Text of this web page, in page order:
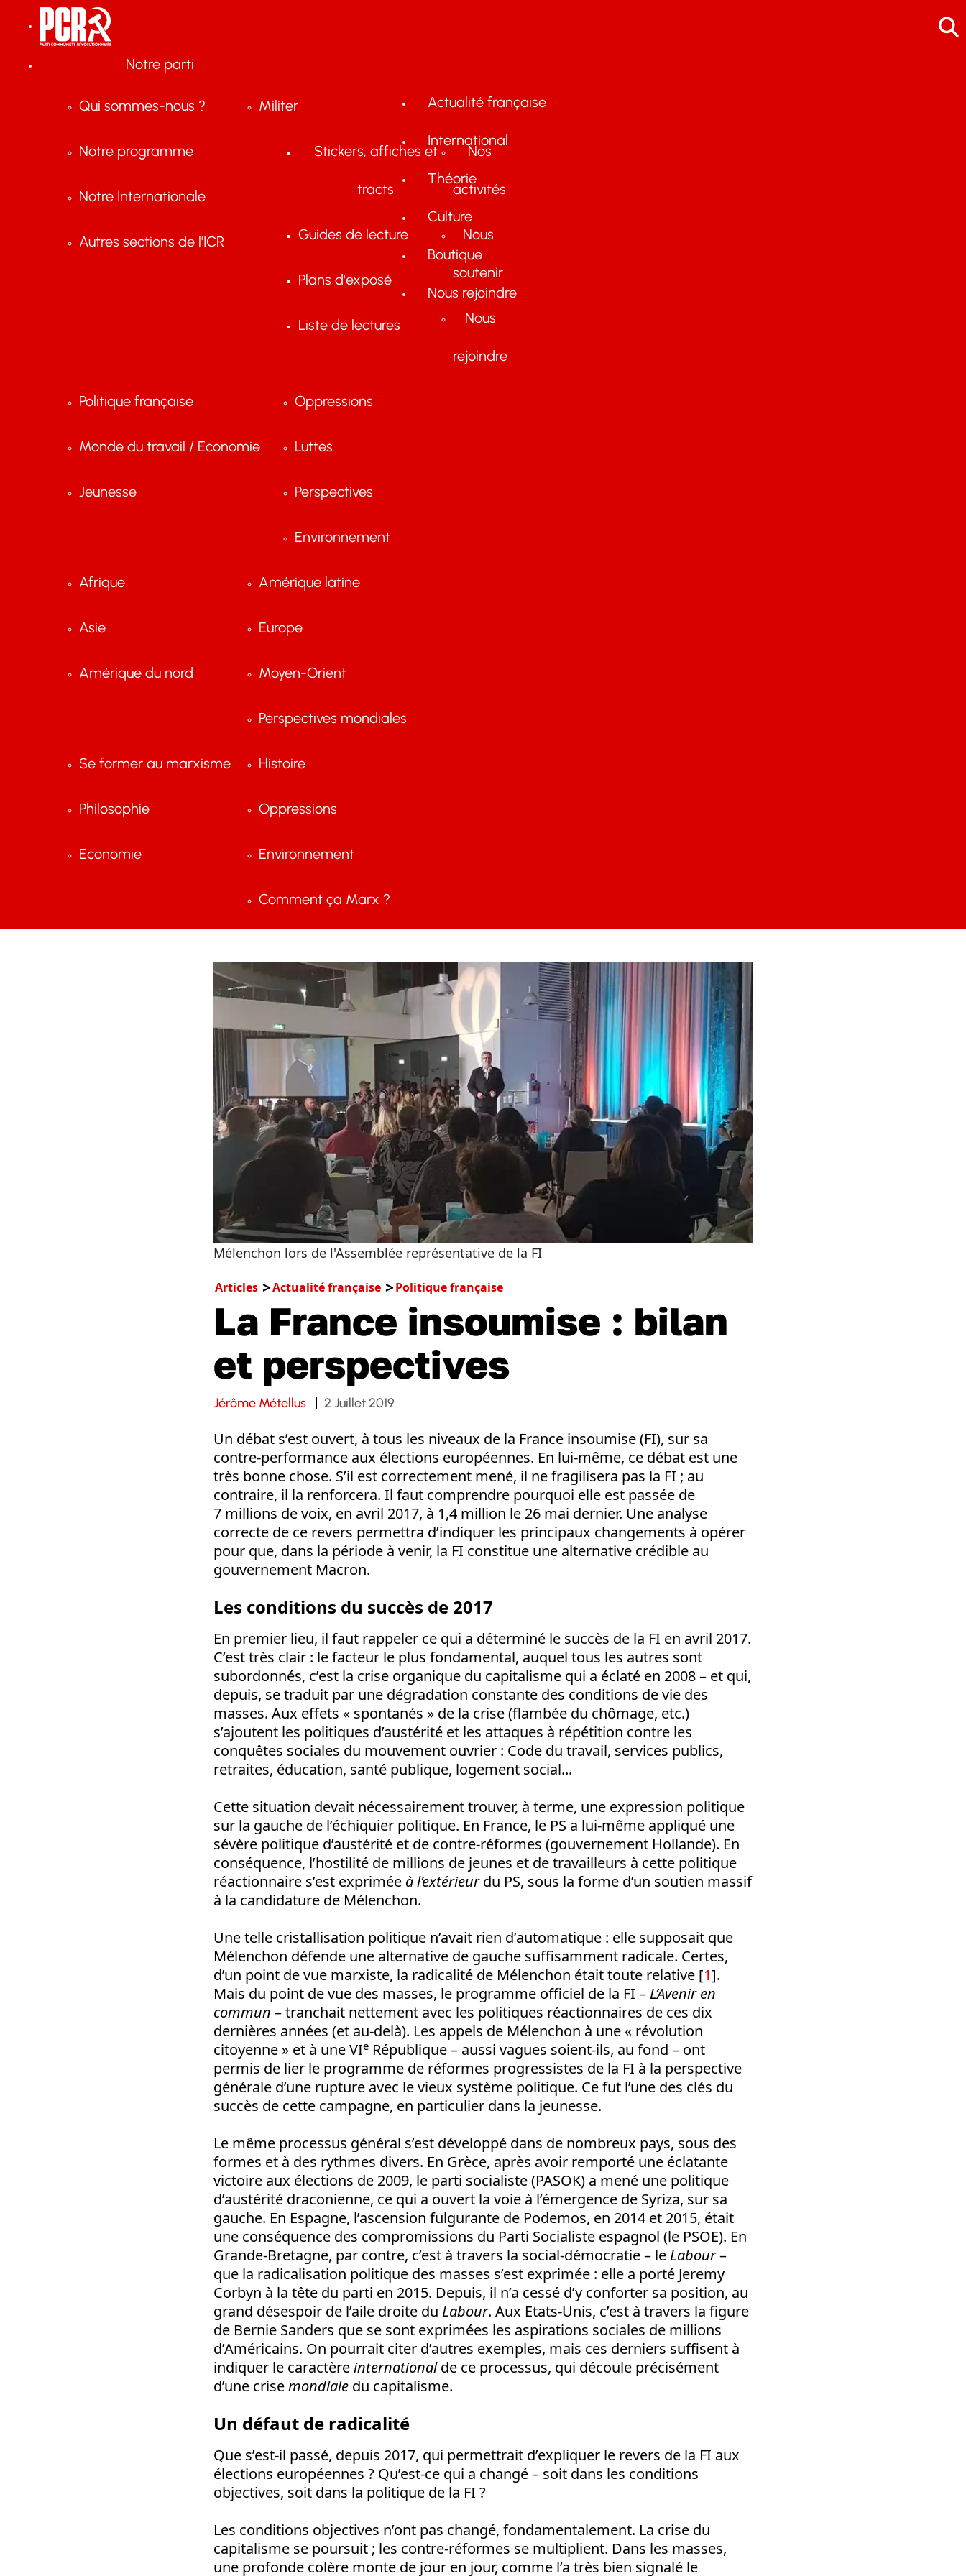
Notre parti
Qui sommes-nous ?
Notre programme
Notre Internationale
Autres sections de l'ICR
Militer
Stickers, affiches et
tracts
Guides de lecture
Plans d'exposé
Liste de lectures
Nos
activités
Nous
soutenir
Nous
rejoindre
Actualité française
Politique française
Monde du travail / Economie
Jeunesse
Oppressions
Luttes
Perspectives
Environnement
International
Afrique
Asie
Amérique du nord
Amérique latine
Europe
Moyen-Orient
Perspectives mondiales
Théorie
Se former au marxisme
Philosophie
Economie
Histoire
Oppressions
Environnement
Comment ça Marx ?
Culture
Boutique
Nous rejoindre
Mélenchon lors de l'Assemblée représentative de la FI
Articles Actualité française Politique française
La France insoumise : bilan
et perspectives
Jérôme Métellus 2 Juillet 2019
Un débat s’est ouvert, à tous les niveaux de la France insoumise (FI), sur sa
contre-performance aux élections européennes. En lui-même, ce débat est une
très bonne chose. S’il est correctement mené, il ne fragilisera pas la FI ; au
contraire, il la renforcera. Il faut comprendre pourquoi elle est passée de
7 millions de voix, en avril 2017, à 1,4 million le 26 mai dernier. Une analyse
correcte de ce revers permettra d’indiquer les principaux changements à opérer
pour que, dans la période à venir, la FI constitue une alternative crédible au
gouvernement Macron.
Les conditions du succès de 2017
En premier lieu, il faut rappeler ce qui a déterminé le succès de la FI en avril 2017.
C’est très clair : le facteur le plus fondamental, auquel tous les autres sont
subordonnés, c’est la crise organique du capitalisme qui a éclaté en 2008 – et qui,
depuis, se traduit par une dégradation constante des conditions de vie des
masses. Aux effets « spontanés » de la crise (flambée du chômage, etc.)
s’ajoutent les politiques d’austérité et les attaques à répétition contre les
conquêtes sociales du mouvement ouvrier : Code du travail, services publics,
retraites, éducation, santé publique, logement social...
Cette situation devait nécessairement trouver, à terme, une expression politique
sur la gauche de l’échiquier politique. En France, le PS a lui-même appliqué une
sévère politique d’austérité et de contre-réformes (gouvernement Hollande). En
conséquence, l’hostilité de millions de jeunes et de travailleurs à cette politique
réactionnaire s’est exprimée à l’extérieurdu PS, sous la forme d’un soutien massif
à la candidature de Mélenchon.
Une telle cristallisation politique n’avait rien d’automatique : elle supposait que
Mélenchon défende une alternative de gauche suffisamment radicale. Certes,
d’un point de vue marxiste, la radicalité de Mélenchon était toute relative [1].
Mais du point de vue des masses, le programme officiel de la FI – L’Avenir en
commun – tranchait nettement avec les politiques réactionnaires de ces dix
dernières années (et au-delà). Les appels de Mélenchon à une « révolution
citoyenne » et à une VIe République – aussi vagues soient-ils, au fond – ont
permis de lier le programme de réformes progressistes de la FI à la perspective
générale d’une rupture avec le vieux système politique. Ce fut l’une des clés du
succès de cette campagne, en particulier dans la jeunesse.
Le même processus général s’est développé dans de nombreux pays, sous des
formes et à des rythmes divers. En Grèce, après avoir remporté une éclatante
victoire aux élections de 2009, le parti socialiste (PASOK) a mené une politique
d’austérité draconienne, ce qui a ouvert la voie à l’émergence de Syriza, sur sa
gauche. En Espagne, l’ascension fulgurante de Podemos, en 2014 et 2015, était
une conséquence des compromissions du Parti Socialiste espagnol (le PSOE). En
Grande-Bretagne, par contre, c’est à travers la social-démocratie – le Labour–
que la radicalisation politique des masses s’est exprimée : elle a porté Jeremy
Corbyn à la tête du parti en 2015. Depuis, il n’a cessé d’y conforter sa position, au
grand désespoir de l’aile droite du Labour. Aux Etats-Unis, c’est à travers la figure
de Bernie Sanders que se sont exprimées les aspirations sociales de millions
d’Américains. On pourrait citer d’autres exemples, mais ces derniers suffisent à
indiquer le caractèreinternationalde ce processus, qui découle précisément
d’une crisemondiale du capitalisme.
Un défaut de radicalité
Que s’est-il passé, depuis 2017, qui permettrait d’expliquer le revers de la FI aux
élections européennes ? Qu’est-ce qui a changé – soit dans les conditions
objectives, soit dans la politique de la FI ?
Les conditions objectives n’ont pas changé, fondamentalement. La crise du
capitalisme se poursuit ; les contre-réformes se multiplient. Dans les masses,
une profonde colère monte de jour en jour, comme l’a très bien signalé le